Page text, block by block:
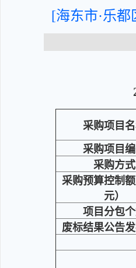
[海东市·乐都
采购项目
采购项目
采购方式
采购预算控制
元）
项目分包
废标结果公告